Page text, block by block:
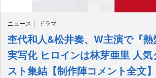
ニュース ドラマ
杢代和人&松井奏、W主演で『熱
実写化 ヒロインは林芽亜里 人気
スト集結【制作陣コメント全文】